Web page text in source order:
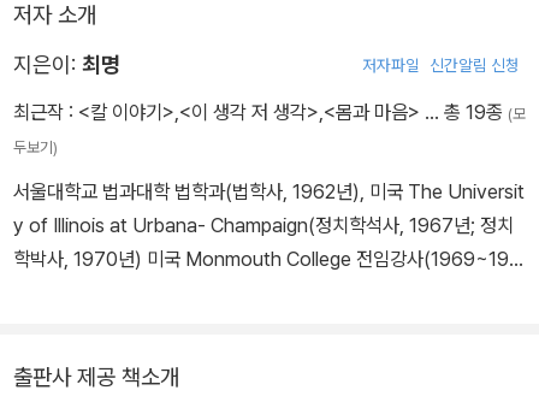
저자 소개
지은이: 최명 저자파일 신간알림 신청
최근작 : <칼 이야기>,<이 생각 저 생각>,<몸과 마음> … 총 19종 (모
두보기)
서울대학교 법과대학 법학과(법학사, 1962년), 미국 The Universit
y of Illinois at Urbana- Champaign(정치학석사, 1967년; 정치
학박사, 1970년) 미국 Monmouth College 전임강사(1969~197
대중국의 이해』(1975), 『미국정치론』(1975), 『비교정치학서설』(1
출판사 제공 책소개